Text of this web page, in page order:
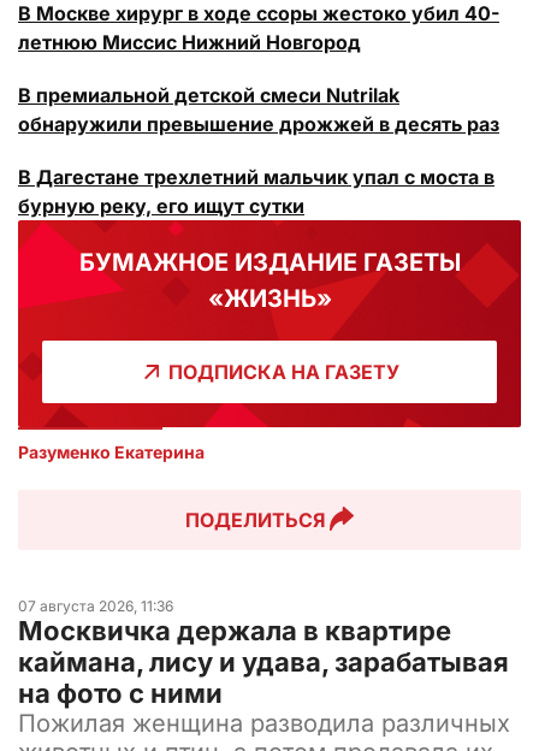
В Москве хирург в ходе ссоры жестоко убил 40-
летнюю Миссис Нижний Новгород
В премиальной детской смеси Nutrilak
обнаружили превышение дрожжей в десять раз
В Дагестане трехлетний мальчик упал с моста в
бурную реку, его ищут сутки
БУМАЖНОЕ ИЗДАНИЕ ГАЗЕТЫ
«ЖИЗНЬ»
ПОДПИСКА НА ГАЗЕТУ
Разуменко Екатерина
ПОДЕЛИТЬСЯ
07 августа 2026, 11:36
Москвичка держала в квартире
каймана, лису и удава, зарабатывая
на фото с ними
Пожилая женщина разводила различных